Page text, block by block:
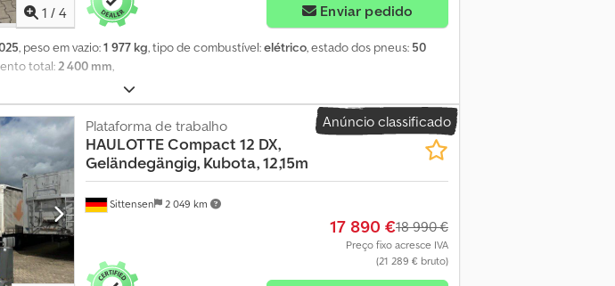
1 / 4 Enviar pedido
, peso em vazio:1 977 kg, tipo de combustível:elétrico, estado dos pneus: 50
total:2 400 mm,
Anúncio classificado
Sittensen 2 049 km
Plataforma de trabalho
HAULOTTECompact 12 DX,
Geländegängig, Kubota, 12,15m
17 890 €18 990 €
Preço fixo acresce IVA
(21 289 € bruto)